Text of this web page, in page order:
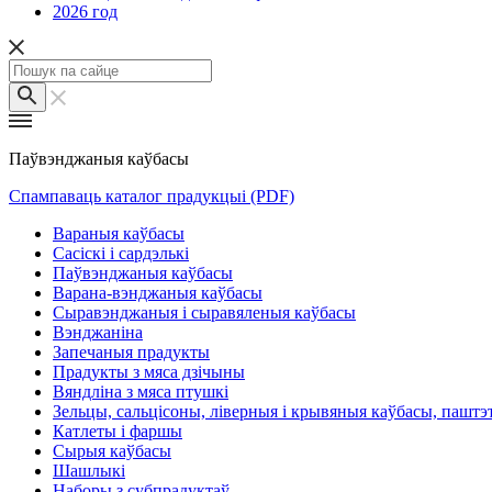
2026 год
Паўвэнджаныя каўбасы
Спампаваць каталог прадукцыі (PDF)
Вараныя каўбасы
Сасіскі і сардэлькі
Паўвэнджаныя каўбасы
Варана-вэнджаныя каўбасы
Сыравэнджаныя і сыравяленыя каўбасы
Вэнджаніна
Запечаныя прадукты
Прадукты з мяса дзічыны
Вяндліна з мяса птушкі
Зельцы, сальцісоны, ліверныя і крывяныя каўбасы,
Катлеты і фаршы
Сырыя каўбасы
Шашлыкі